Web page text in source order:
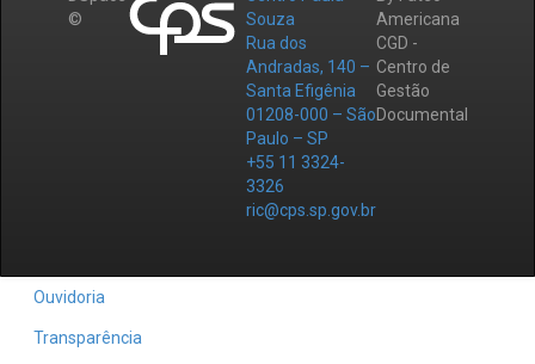
©
Souza
Rua dos
Andradas, 140 –
Santa Efigênia
01208-000 – São
Paulo – SP
+55 11 3324-
3326
ric@cps.sp.gov.br
Americana
CGD -
Centro de
Gestão
Documental
Ouvidoria
Transparência